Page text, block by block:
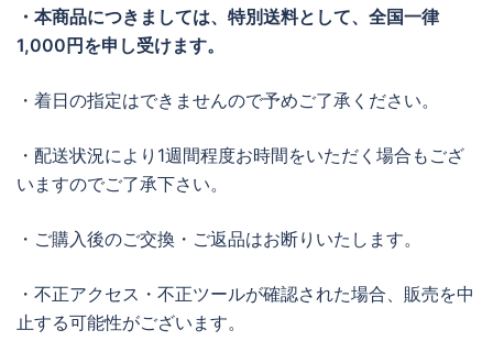
・ 本商品につきましては、特別送料として、全国一律
1,000円を申し受けます。
・着日の指定はできませんので予めご了承ください。
・配送状況により1週間程度お時間をいただく場合もござ
いますのでご了承下さい。
・ご購入後のご交換・ご返品はお断りいたします。
・不正アクセス・不正ツールが確認された場合、販売を中
止する可能性がございます。